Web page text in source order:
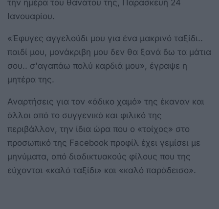
την ημέρα του θανάτου της, Παρασκευή 24
Ιανουαρίου.
«Έφυγες αγγελούδι μου για ένα μακρινό ταξίδι..
παιδί μου, μονάκριβη μου δεν θα ξανά δω τα μάτια
σου.. σ'αγαπάω πολύ καρδιά μου», έγραψε η
μητέρα της.
Αναρτήσεις για τον «άδικο χαμό» της έκαναν και
άλλοι από το συγγενικό και φιλικό της
περιβάλλον, την ίδια ώρα που ο «τοίχος» στο
προσωπικό της Facebook προφίλ έχει γεμίσει με
μηνύματα, από διαδικτυακούς φίλους που της
εύχονται «καλό ταξίδι» και «καλό παράδεισο».